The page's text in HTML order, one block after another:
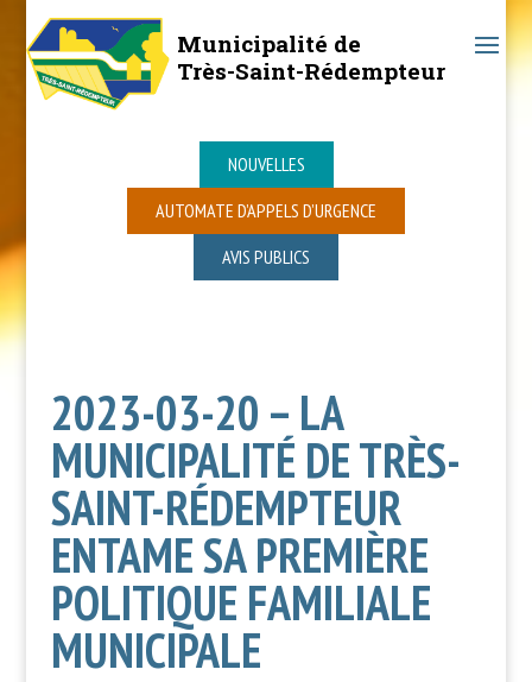
Municipalité de
Très-Saint-Rédempteur
NOUVELLES
AUTOMATE D’APPELS D’URGENCE
AVIS PUBLICS
2023-03-20 – LA
MUNICIPALITÉ DE TRÈS-
SAINT-RÉDEMPTEUR
ENTAME SA PREMIÈRE
POLITIQUE FAMILIALE
MUNICIPALE